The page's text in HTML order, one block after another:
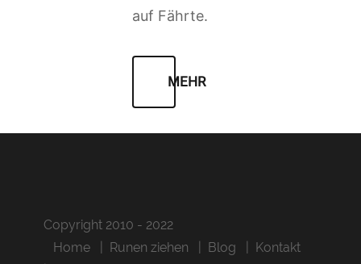
auf Fährte.
MEHR
Copyright 2010 - 2022
Home
Runen ziehen Blog
Kontakt